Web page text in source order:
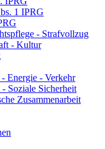
1 IPRG
- Strafvollzug
- Kultur
Energie - Verkehr
Soziale Sicherheit
Zusammenarbeit